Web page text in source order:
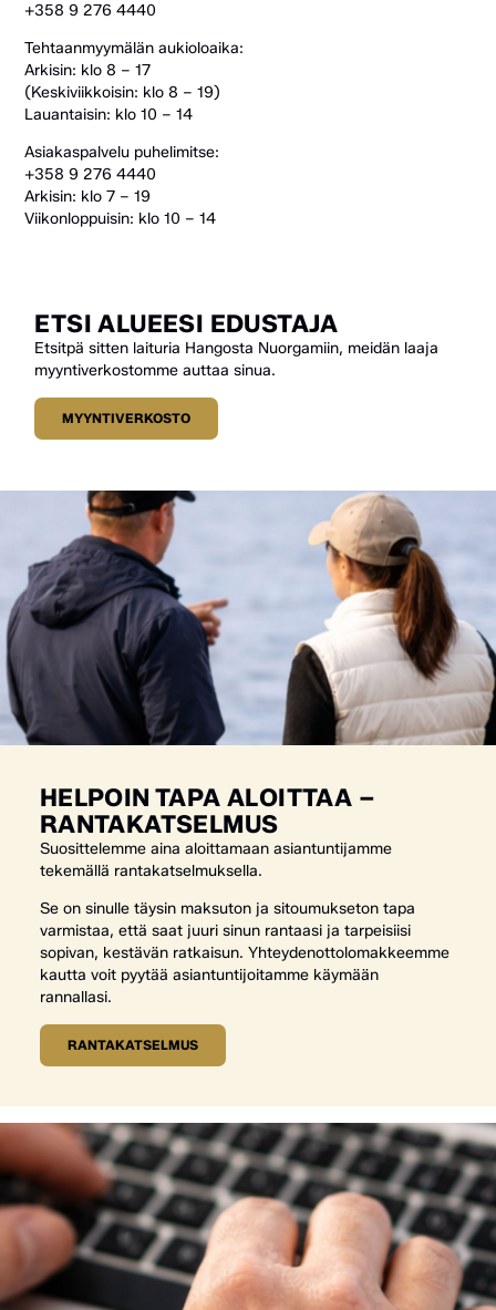
+358 9 276 4440
Tehtaanmyymälän aukioloaika:
Arkisin: klo 8 – 17
(Keskiviikkoisin: klo 8 – 19)
Lauantaisin: klo 10 – 14
Asiakaspalvelu puhelimitse:
+358 9 276 4440
Arkisin: klo 7 – 19
Viikonloppuisin: klo 10 – 14
ETSI ALUEESI EDUSTAJA
Etsitpä sitten laituria Hangosta Nuorgamiin, meidän laaja
myyntiverkostomme auttaa sinua.
MYYNTIVERKOSTO
HELPOIN TAPA ALOITTAA –
RANTAKATSELMUS
Suosittelemme aina aloittamaan asiantuntijamme
tekemällä rantakatselmuksella.
Se on sinulle täysin maksuton ja sitoumukseton tapa
varmistaa, että saat juuri sinun rantaasi ja tarpeisiisi
sopivan, kestävän ratkaisun. Yhteydenottolomakkeemme
kautta voit pyytää asiantuntijoitamme käymään
rannallasi.
RANTAKATSELMUS